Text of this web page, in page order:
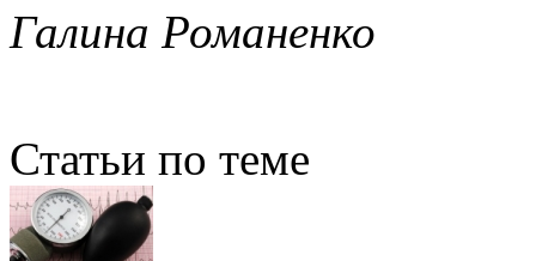
Галина Романенко
Статьи по теме